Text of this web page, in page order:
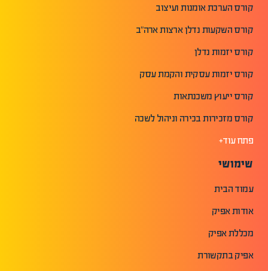
קורס הערכת אומנות ועיצוב
קורס השקעות נדלן ארצות ארה"ב
קורס יזמות נדלן
קורס יזמות עסקית והקמת עסק
קורס ייעוץ משכנתאות
קורס מזכירות בכירה וניהול לשכה
פתח עוד+
שימושי
עמוד הבית
אודות אפיק
מכללת אפיק
אפיק בתקשורת